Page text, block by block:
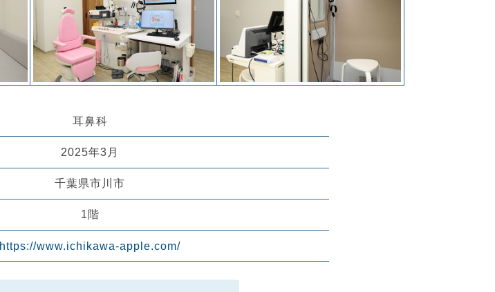
耳鼻科
2025年3月
千葉県市川市
1階
https://www.ichikawa-apple.com/